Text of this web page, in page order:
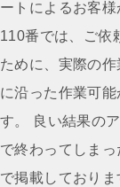
ゲ
ー
シ
ョ
ン
ートによるお客
110番では、ご依
ために、実際の
に沿った作業可
す。 良い結果の
で終わってしまっ
で掲載しており